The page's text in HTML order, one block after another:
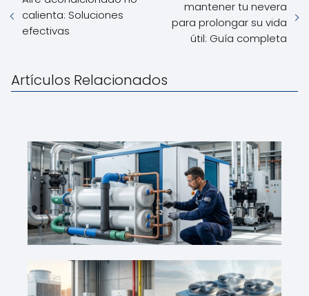
calienta: Soluciones
efectivas
mantener tu nevera
para prolongar su vida
útil: Guía completa
Artículos Relacionados